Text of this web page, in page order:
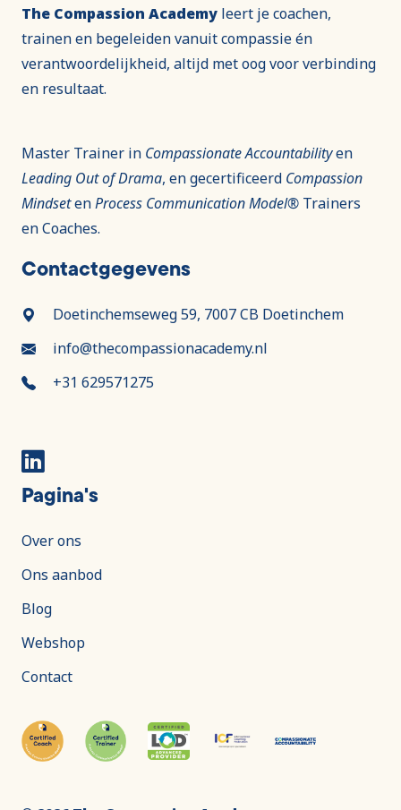
The Compassion Academy leert je coachen,
trainen en begeleiden vanuit compassie én
verantwoordelijkheid, altijd met oog voor verbinding
en resultaat.
Master Trainer in Compassionate Accountabilityen
Leading Out of Drama, en gecertificeerd Compassion
MindsetenProcess Communication Model® Trainers
en Coaches.
Contactgegevens
Doetinchemseweg 59, 7007 CB Doetinchem
info@thecompassionacademy.nl
+31 629571275
Pagina's
Over ons
Ons aanbod
Blog
Webshop
Contact